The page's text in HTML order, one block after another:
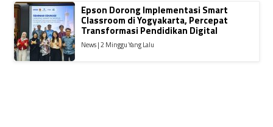
Epson Dorong Implementasi Smart
Classroom di Yogyakarta, Percepat
Transformasi Pendidikan Digital
News | 2 Minggu Yang Lalu